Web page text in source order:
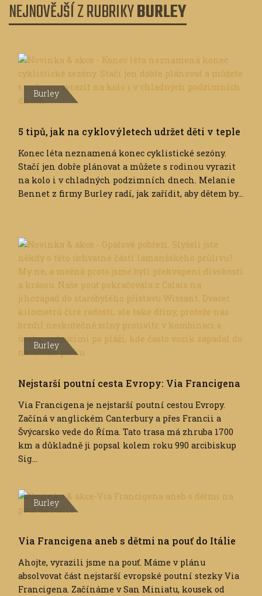
NEJNOVĚJŠÍ Z RUBRIKYBURLEY
Burley
5 tipů, jak na cyklovýletech udržet děti v teple
Konec léta neznamená konec cyklistické sezóny.
Stačí jen dobře plánovat a můžete s rodinou vyrazit
na kolo i v chladných podzimních dnech. Melanie
Bennet z firmy Burley radí, jak zařídit, aby dětem by...
Burley
Nejstarší poutní cesta Evropy: Via Francigena
Via Francigena je nejstarší poutní cestou Evropy.
Začíná v anglickém Canterbury a přes Francii a
Švýcarsko vede do Říma. Tato trasa má zhruba 1700
km a důkladně ji popsal kolem roku 990 arcibiskup
Sig...
Burley
Via Francigena aneb s dětmi na pouť do Itálie
Ahojte, vyrazili jsme na pouť. Máme v plánu
absolvovat část nejstarší evropské poutní stezky Via
Francigena. Začínáme v San Miniatu, kousek od